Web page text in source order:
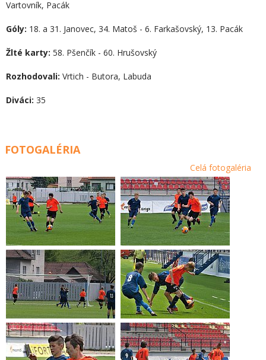
Vartovník, Pacák
Góly: 18. a 31. Janovec, 34. Matoš - 6. Farkašovský, 13. Pacák
Žlté karty: 58. Pšenčík - 60. Hrušovský
Rozhodovali: Vrtich - Butora, Labuda
Diváci: 35
FOTOGALÉRIA
Celá fotogaléria